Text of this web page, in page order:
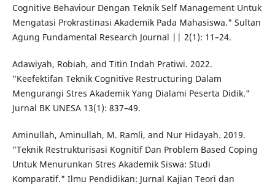
Cognitive Behaviour Dengan Teknik Self Management Untuk
Mengatasi Prokrastinasi Akademik Pada Mahasiswa." Sultan
Agung Fundamental Research Journal || 2(1): 11–24.
Adawiyah, Robiah, and Titin Indah Pratiwi. 2022.
"Keefektifan Teknik Cognitive Restructuring Dalam
Mengurangi Stres Akademik Yang Dialami Peserta Didik."
Jurnal BK UNESA 13(1): 837–49.
Aminullah, Aminullah, M. Ramli, and Nur Hidayah. 2019.
"Teknik Restrukturisasi Kognitif Dan Problem Based Coping
Untuk Menurunkan Stres Akademik Siswa: Studi
Komparatif." Ilmu Pendidikan: Jurnal Kajian Teori dan